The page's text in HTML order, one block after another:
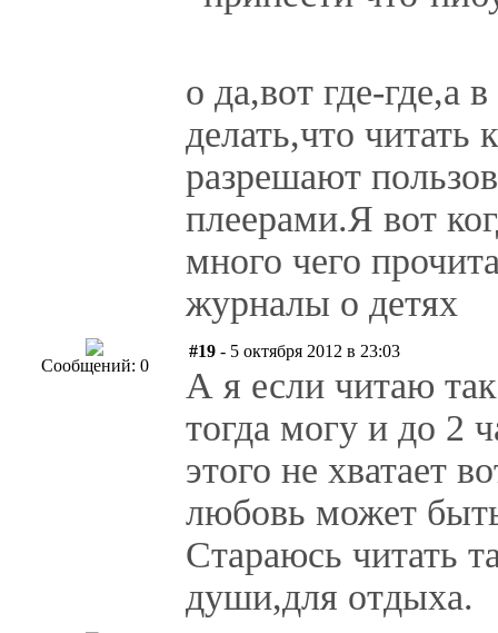
о да,вот где-где,а
делать,что читать
разрешают
плеерами.Я вот
много чего
журналы о детях
Сообщений: 0
#19 - 5 октября 2012 в 23:03
А я если читаю
тогда могу и до 2
этого не хватает
любовь может
Стараюсь читать
души,для отдыха.